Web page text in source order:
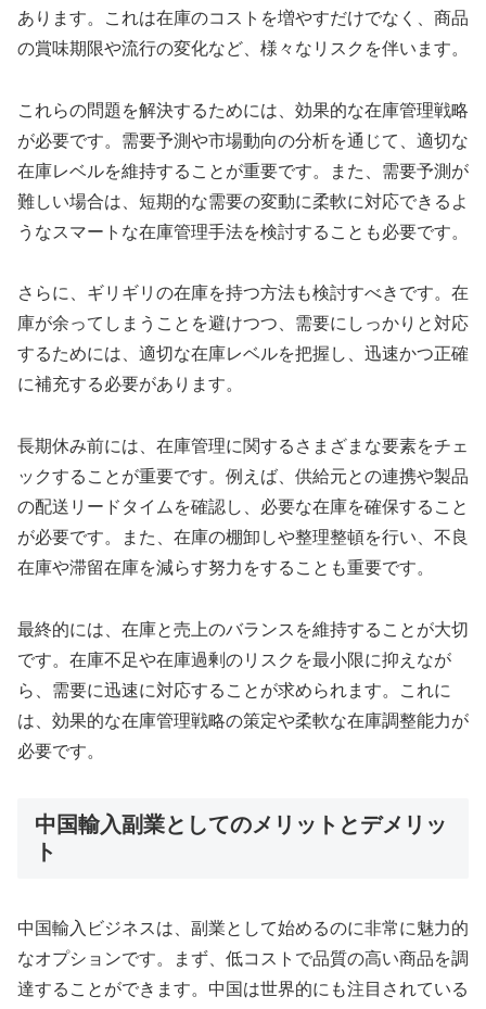
あります。これは在庫のコストを増やすだけでなく、商品
の賞味期限や流行の変化など、様々なリスクを伴います。
これらの問題を解決するためには、効果的な在庫管理戦略
が必要です。需要予測や市場動向の分析を通じて、適切な
在庫レベルを維持することが重要です。また、需要予測が
難しい場合は、短期的な需要の変動に柔軟に対応できるよ
うなスマートな在庫管理手法を検討することも必要です。
さらに、ギリギリの在庫を持つ方法も検討すべきです。在
庫が余ってしまうことを避けつつ、需要にしっかりと対応
するためには、適切な在庫レベルを把握し、迅速かつ正確
に補充する必要があります。
長期休み前には、在庫管理に関するさまざまな要素をチェ
ックすることが重要です。例えば、供給元との連携や製品
の配送リードタイムを確認し、必要な在庫を確保すること
が必要です。また、在庫の棚卸しや整理整頓を行い、不良
在庫や滞留在庫を減らす努力をすることも重要です。
最終的には、在庫と売上のバランスを維持することが大切
です。在庫不足や在庫過剰のリスクを最小限に抑えなが
ら、需要に迅速に対応することが求められます。これに
は、効果的な在庫管理戦略の策定や柔軟な在庫調整能力が
必要です。
中国輸入副業としてのメリットとデメリッ
ト
中国輸入ビジネスは、副業として始めるのに非常に魅力的
なオプションです。まず、低コストで品質の高い商品を調
達することができます。中国は世界的にも注目されている